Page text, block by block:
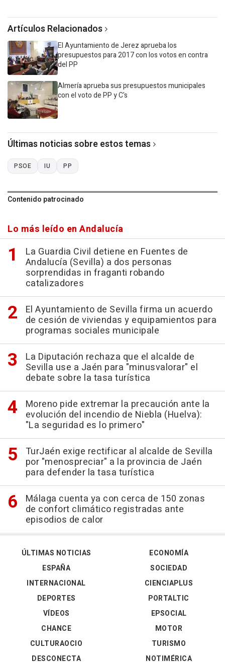
Artículos Relacionados
El Ayuntamiento de Jerez aprueba los
presupuestos para 2017 con los votos en contra
del PP
Almería aprueba sus presupuestos municipales
con el voto de PP y C's
Últimas noticias sobre estos temas
PSOE IU PP
Contenido patrocinado
Lo más leído en Andalucía
La Guardia Civil detiene en Fuentes de
Andalucía (Sevilla) a dos personas
sorprendidas in fraganti robando
catalizadores
El Ayuntamiento de Sevilla firma un acuerdo
de cesión de viviendas y equipamientos para
programas sociales municipale
La Diputación rechaza que el alcalde de
Sevilla use a Jaén para "minusvalorar" el
debate sobre la tasa turística
Moreno pide extremar la precaución ante la
evolución del incendio de Niebla (Huelva):
"La seguridad es lo primero"
TurJaén exige rectificar al alcalde de Sevilla
por "menospreciar" a la provincia de Jaén
para defender la tasa turística
Málaga cuenta ya con cerca de 150 zonas
de confort climático registradas ante
episodios de calor
ÚLTIMAS NOTICIAS
ESPAÑA
INTERNACIONAL
DEPORTES
VÍDEOS
ECONOMÍA
SOCIEDAD
CIENCIAPLUS
PORTALTIC
EPSOCIAL
CHANCE
CULTURAOCIO
DESCONECTA
MOTOR
TURISMO
NOTIMÉRICA